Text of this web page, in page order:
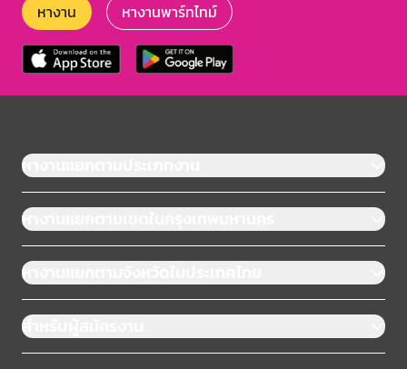
หางาน หางานพาร์ทไทม์
หางานแยกตามประเภทงาน
หางานแยกตามเขตในกรุงเทพมหานคร
หางานแยกตามจังหวัดในประเทศไทย
สำหรับผู้สมัครงาน